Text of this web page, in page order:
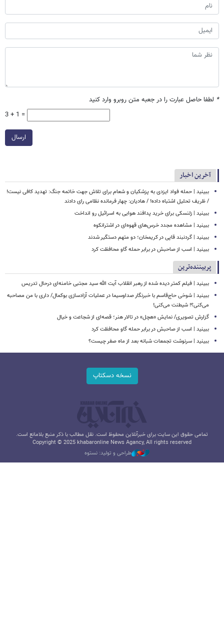
* لطفا حاصل عبارت را در جعبه متن روبرو وارد کنید
3 + 1 =
ارسال
آخرین اخبار
ببینید | حمله فواد ایزدی به پزشکیان و شعام برای تلاش جهت خاتمه جنگ: تهدید کافی نیست!
/ ظریف تحلیل اشتباه داده! / هادیان: چهار فرمانده نظامی رای دادند
ببینید | زلنسکی برای خرید پدافند هوایی به اسرائیل رو انداخت
ببینید | مشاهده مجدد خرس‌های قهوه‌ای در اشترانکوه
ببینید | گردنبند قاپی در کریمخان؛ دو متهم دستگیر شدند
ببینید | اسب از صاحبش در برابر حمله گاو محافظت کرد
پربیننده‌ترین
ببینید | فیلم کمتر دیده شده از رهبر انقلاب آیت الله سید مجتبی خامنه‌ای درحال تدریس
ببینید | شوخی حاج‌قاسم با خبرنگار صداوسیما در عملیات آزادسازی بوکمال/ داری با من مصاحبه‌
می‌کنی؟! شیطنت می‌کنی!
گزارش تصویری/ نمایش «هچل» در تالار هنر؛ قصه‌ای از شجاعت و خیال
ببینید | اسب از صاحبش در برابر حمله گاو محافظت کرد
ببینید | سرنوشت تجمعات شبانه بعد از ماه صفر چیست؟
نسخه دسکتاپ
تمامی حقوق این سایت برای خبرآنلاین محفوظ است. نقل مطالب با ذکر منبع بلامانع است.
Copyright © 2025 khabaronline News Agancy, All rights reserved
طراحی و تولید: نستوه